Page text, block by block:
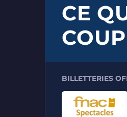
CE
BILLETTERIES